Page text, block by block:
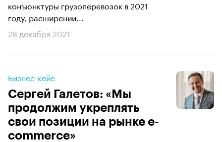
конъюнктуры грузоперевозок в 2021
году, расширении...
28 декабря 2021
Бизнес-кейс
Сергей Галетов: «Мы
продолжим укреплять
свои позиции на рынке e-
commerce»